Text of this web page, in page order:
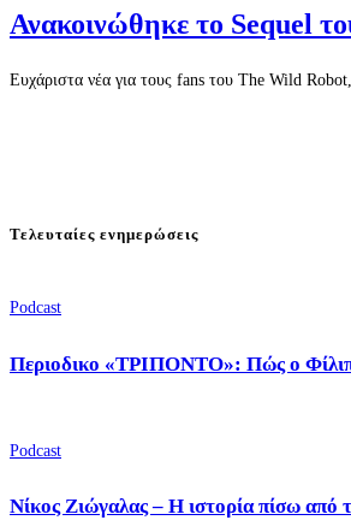
Ανακοινώθηκε το Sequel
Ευχάριστα νέα για τους fans του The Wild
Τελευταίες ενημερώσεις
Podcast
Περιοδικο «ΤΡΙΠΟΝΤΟ»: Πώς ο
Podcast
Νίκος Ζιώγαλας – Η ιστορία πίσω από